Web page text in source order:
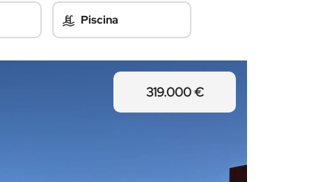
Piscina
319.000 €